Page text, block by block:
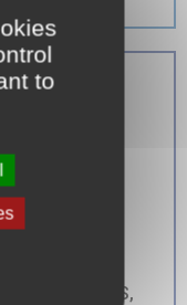
INNOVATIONS,
to